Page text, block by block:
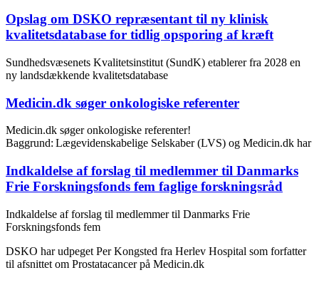
Opslag om DSKO repræsentant til ny klinisk
kvalitetsdatabase for tidlig opsporing af kræft
Sundhedsvæsenets Kvalitetsinstitut (SundK) etablerer fra 2028 en
ny landsdækkende kvalitetsdatabase
Medicin.dk søger onkologiske referenter
Medicin.dk søger onkologiske referenter!
Baggrund: Lægevidenskabelige Selskaber (LVS) og Medicin.dk har
Indkaldelse af forslag til medlemmer til Danmarks
Frie Forskningsfonds fem faglige forskningsråd
Indkaldelse af forslag til medlemmer til Danmarks Frie
Forskningsfonds fem
DSKO har udpeget Per Kongsted fra Herlev Hospital som forfatter
til afsnittet om Prostatacancer på Medicin.dk